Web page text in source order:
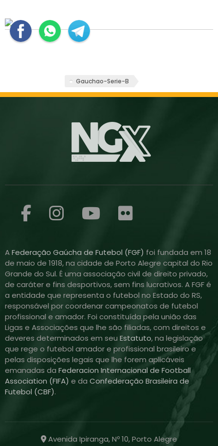
Gauchao-Serie-B
AFederação Gaúcha de Futebol (FGF) foi fundada em 18
de maio de 1918, na cidade de Porto Alegre capital do Rio
Grande do Sul. É uma associação civil de direito privado,
de caráter e fins desportivos, sem fins lucrativos. A FGF é
a entidade que representa o futebol no Estado do RS,
responsável por coordenar campeonatos de futebol
profissional e amador. Foi constituída pela união das
Ligas e Associações que lhe são filiadas, com direitos e
deveres determinados em seu Estatuto, na legislação
que rege o futebol amador e profissional brasileiro e
pelas disposições legais que lhe forem aplicáveis
emanadas da Federacion Internacional de Football
Association (FIFA) e da Confederação Brasileira de
Futebol (CBF).
Avenida Ipiranga, Nº 10, Porto Alegre